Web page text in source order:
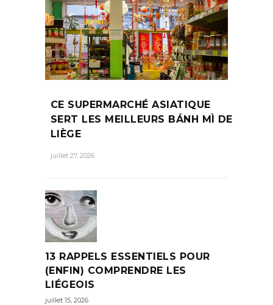
CE SUPERMARCHÉ ASIATIQUE
SERT LES MEILLEURS BÁNH MÌ DE
LIÈGE
juillet 27, 2026
13 RAPPELS ESSENTIELS POUR
(ENFIN) COMPRENDRE LES
LIÉGEOIS
juillet 15, 2026